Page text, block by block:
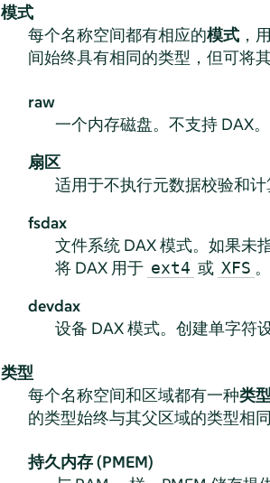
模式
每个名称空间都有相应的模式，
间始终具有相同的类型，但可将
raw
一个内存磁盘。不支持 DAX
扇区
适用于不执行元数据校验和
fsdax
文件系统 DAX 模式。如果未
将 DAX 用于 ext4 或 XFS 。
devdax
设备 DAX 模式。创建单字符
类型
每个名称空间和区域都有一种类型
的类型始终与其父区域的类型相
持久内存 (PMEM)